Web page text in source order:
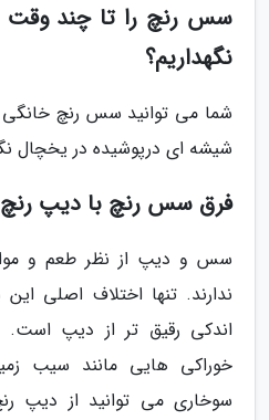
سس رنچ را تا چند وقت
نگهداریم؟
شما می توانید سس رنچ
شیشه ای درپوشیده در یخچال
فرق سس رنچ با دیپ
سس و دیپ از نظر طعم و مواد
ندارند. تنها اختلاف اصلی
اندکی رقیق تر از دیپ
خوراکی هایی مانند سیب
سوخاری می توانید از دیپ